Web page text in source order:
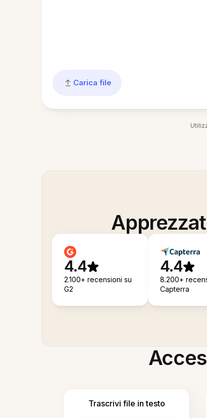
Carica file
4.4
2.100+ recensioni su
G2
4.4
8.200+
Capterra
Trascrivi file in testo